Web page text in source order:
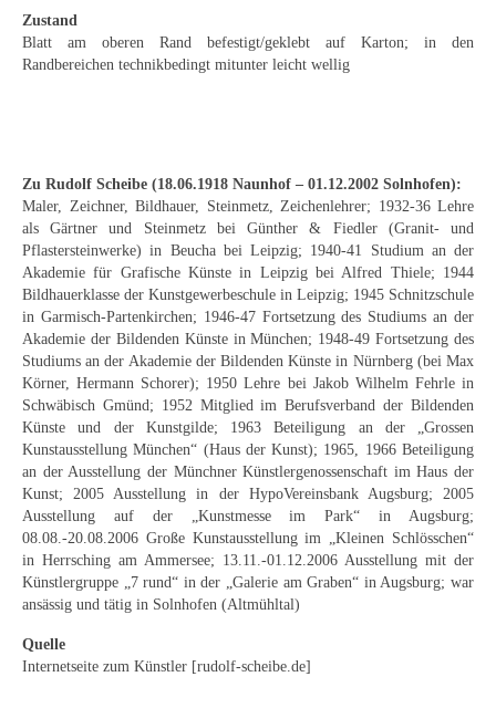
Curt Wittenbecher
Autographen / Dokumente
Herkunft & Wirkungsstätte
Berliner Künstler
Düsseldorfer Künstler
Fränkische Künstler
Hamburger Künstler
Münchner Künstler
Pfälzer Künstler
Schwäbische Künstler
Weitere
Motive
Zustand
Blatt am oberen Rand befestigt/geklebt auf Karton; in den
Randbereichen technikbedingt mitunter leicht wellig
Zu Rudolf Scheibe (18.06.1918 Naunhof – 01.12.2002 Solnhofen):
Maler, Zeichner, Bildhauer, Steinmetz, Zeichenlehrer; 1932-36 Lehre
als Gärtner und Steinmetz bei Günther & Fiedler (Granit- und
Pflastersteinwerke) in Beucha bei Leipzig; 1940-41 Studium an der
Akademie für Grafische Künste in Leipzig bei Alfred Thiele; 1944
Bildhauerklasse der Kunstgewerbeschule in Leipzig; 1945 Schnitzschule
in Garmisch-Partenkirchen; 1946-47 Fortsetzung des Studiums an der
Akademie der Bildenden Künste in München; 1948-49 Fortsetzung des
Studiums an der Akademie der Bildenden Künste in Nürnberg (bei Max
Körner, Hermann Schorer); 1950 Lehre bei Jakob Wilhelm Fehrle in
Schwäbisch Gmünd; 1952 Mitglied im Berufsverband der Bildenden
Künste und der Kunstgilde; 1963 Beteiligung an der „Grossen
Kunstausstellung München“ (Haus der Kunst); 1965, 1966 Beteiligung
an der Ausstellung der Münchner Künstlergenossenschaft im Haus der
Kunst; 2005 Ausstellung in der HypoVereinsbank Augsburg; 2005
Ausstellung auf der „Kunstmesse im Park“ in Augsburg;
08.08.-20.08.2006 Große Kunstausstellung im „Kleinen Schlösschen“
in Herrsching am Ammersee; 13.11.-01.12.2006 Ausstellung mit der
Künstlergruppe „7 rund“ in der „Galerie am Graben“ in Augsburg; war
ansässig und tätig in Solnhofen (Altmühltal)
Quelle
Internetseite zum Künstler [rudolf-scheibe.de]